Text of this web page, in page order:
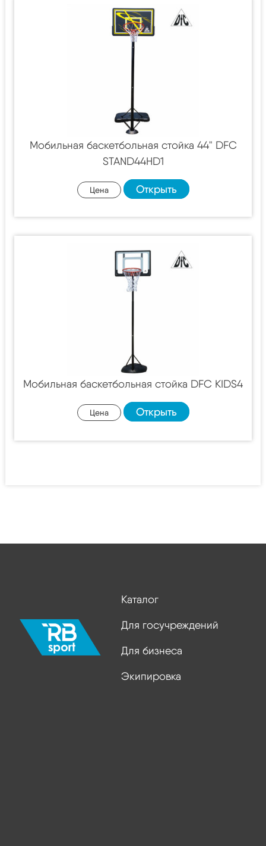
Мобильная баскетбольная стойка 44" DFC
STAND44HD1
Цена Открыть
Мобильная баскетбольная стойка DFC KIDS4
Цена Открыть
Каталог
Для госучреждений
Для бизнеса
Экипировка